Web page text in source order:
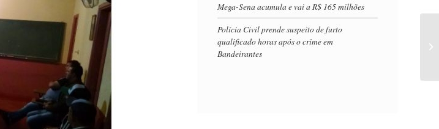
Mega-Sena acumula e vai a R$ 165 milhões
Polícia Civil prende suspeito de furto
qualificado horas após o crime em
Bandeirantes